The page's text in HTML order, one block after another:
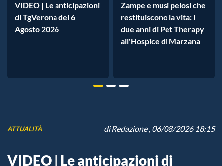
VIDEO | Le anticipazioni
di TgVerona del 6
Agosto 2026
Zampe e musi pelosi che
restituiscono la vita: i
due anni di Pet Therapy
all'Hospice di Marzana
ATTUALITÀ diRedazione, 06/08/2026 18:15
VIDEO | Le anticipazioni di